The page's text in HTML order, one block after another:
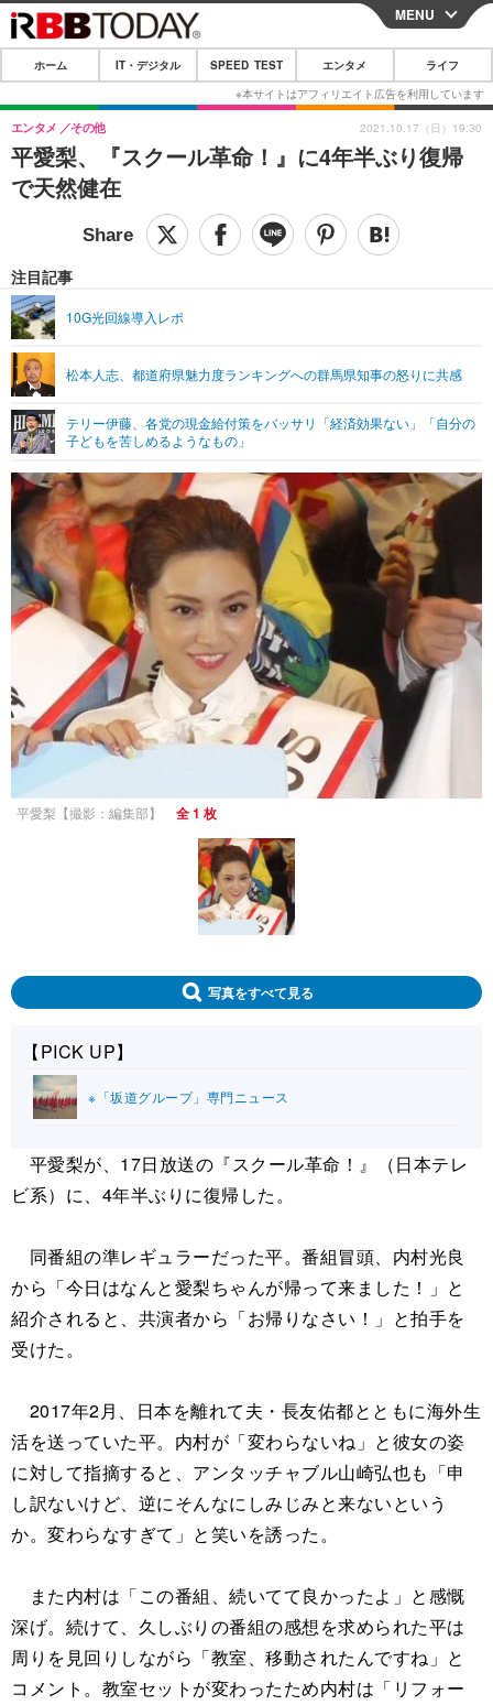
CLOSE
ホーム
IT・デジタル
IT・デジタルTOP スマートフォン
ショッピング その他
SPEED TEST
エンタメTOP 映画・ドラマ
グラビア ブログ
ショッピング その他
ライフTOP
リリース一覧
プッシュ通知の停止方法
MENU
ホーム IT・デジタル SPEED TEST エンタメ ライフ
平愛梨、『スクール革命！』に4年半ぶり復帰
で天然健在
エンタメ その他
注目記事
10G光回線導入レポ
松本人志、都道府県魅力度ランキングへの群馬県知事の怒りに共感
テリー伊藤、各党の現金給付策をバッサリ「経済効果ない」「自分の
子どもを苦しめるようなもの」
2021.10.17（日）19:30
平愛梨【撮影：編集部】 全 1 枚
写真をすべて見る
【PICK UP】
※「坂道グループ」専門ニュース
平愛梨が、17日放送の『スクール革命！』（日本テレ
ビ系）に、4年半ぶりに復帰した。
同番組の準レギュラーだった平。番組冒頭、内村光良
から「今日はなんと愛梨ちゃんが帰って来ました！」と
紹介されると、共演者から「お帰りなさい！」と拍手を
受けた。
2017年2月、日本を離れて夫・長友佑都とともに海外生
活を送っていた平。内村が「変わらないね」と彼女の姿
に対して指摘すると、アンタッチャブル山崎弘也も「申
し訳ないけど、逆にそんなにしみじみと来ないという
か。変わらなすぎて」と笑いを誘った。
また内村は「この番組、続いてて良かったよ」と感慨
深げ。続けて、久しぶりの番組の感想を求められた平は
周りを見回りしながら「教室、移動されたんですね」と
コメント。教室セットが変わったため内村は「リフォー